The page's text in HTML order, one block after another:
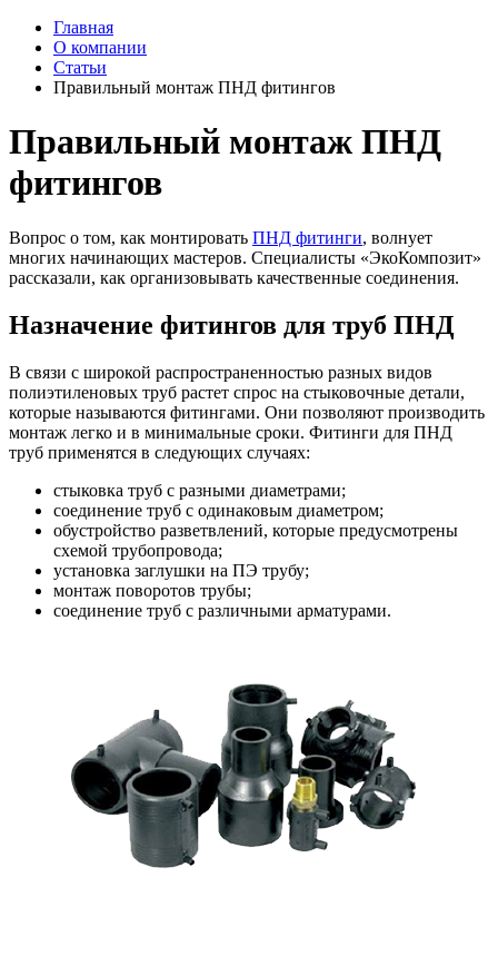
Главная
О компании
Статьи
Правильный монтаж ПНД фитингов
Правильный монтаж ПНД
фитингов
Вопрос о том, как монтировать ПНД фитинги, волнует
многих начинающих мастеров. Специалисты «ЭкоКомпозит»
рассказали, как организовывать качественные соединения.
Назначение фитингов для труб ПНД
В связи с широкой распространенностью разных видов
полиэтиленовых труб растет спрос на стыковочные детали,
которые называются фитингами. Они позволяют производить
монтаж легко и в минимальные сроки. Фитинги для ПНД
труб применятся в следующих случаях:
стыковка труб с разными диаметрами;
соединение труб с одинаковым диаметром;
обустройство разветвлений, которые предусмотрены
схемой трубопровода;
установка заглушки на ПЭ трубу;
монтаж поворотов трубы;
соединение труб с различными арматурами.